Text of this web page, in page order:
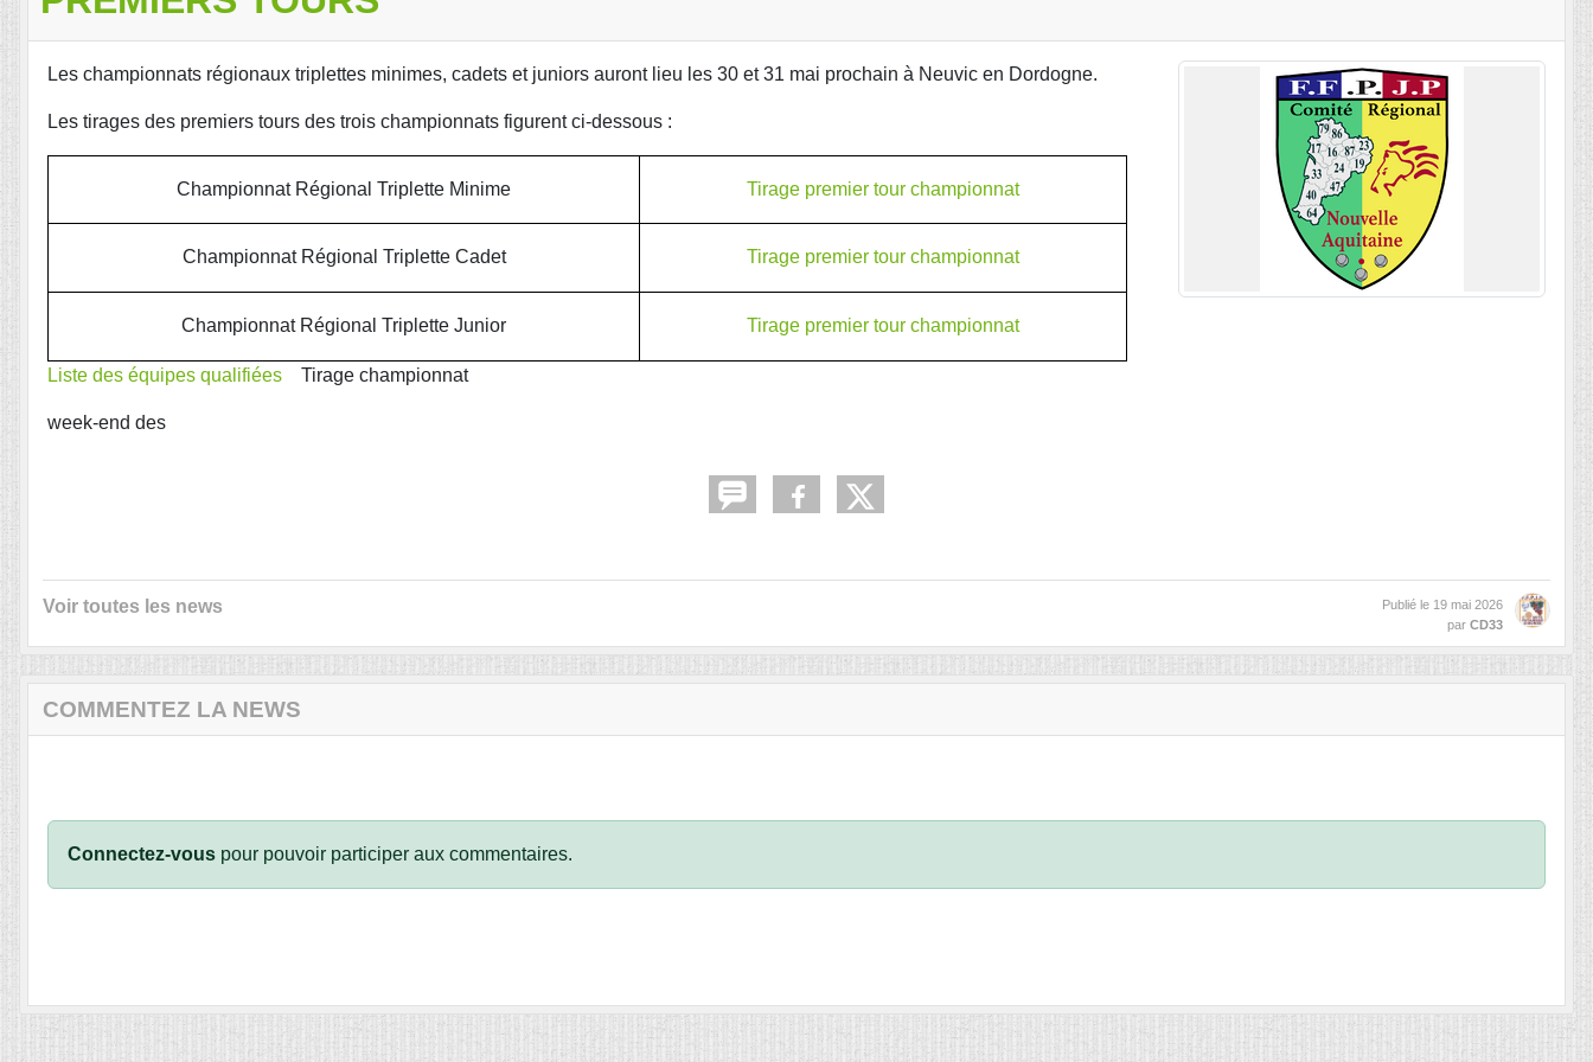
Les championnats régionaux triplettes minimes, cadets et juniors auront lieu les 30 et 31 mai prochain à Neuvic en Dordogne.
Les tirages des premiers tours des trois championnats figurent ci-dessous :
Championnat Régional Triplette Minime Tirage premier tour championnat
Championnat Régional Triplette Cadet Tirage premier tour championnat
Championnat Régional Triplette Junior Tirage premier tour championnat
Liste des équipes qualifiées Tirage championnat
week-end des
Voir toutes les news Publié le 19 mai 2026
par CD33
COMMENTEZ LA NEWS
Connectez-vous pour pouvoir participer aux commentaires.